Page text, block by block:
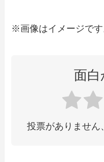
※画像はイメージです
面白
投票がありません